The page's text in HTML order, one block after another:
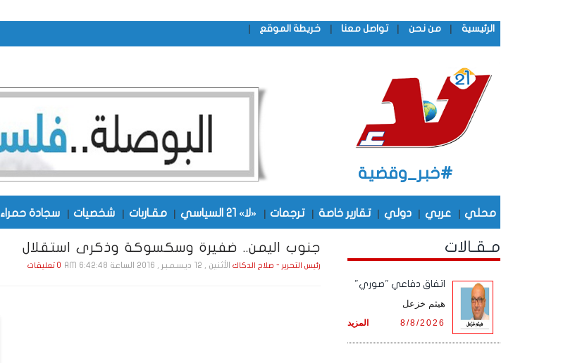
الرئيسية | من نحن | تواصل معنا | خريطة الموقع |
#خبر_وقضية
محلي | عربي | دولي | تقارير خاصة | ترجمات | «لا» 21 السياسي | مقـاربات | شخصيات | سجادة حمراء
جنوب اليمن.. ضفيرة وسكسوكة وذكرى استقلال
رئيس التحرير - صلاح الدكاكالأثنين , 12 ديـسـمـبـر , 2016 الساعة 6:42:48 AM 0 تعليقات
مـقـالات
اتفاق دفاعي "صوري"
هيثم خزعل
المزيد 8/8/2026